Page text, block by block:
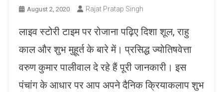
August 2, 2020 Rajat Pratap Singh
लाइव स्टोरी टाइम पर रोजाना पढ़िए दिशा शूल, राहु
काल और शुभ मुहूर्त के बारे में। प्रसिद्ध ज्योतिषवेत्ता
वरुण कुमार पालीवाल दे रहे हैं पूरी जानकारी। इस
पंचांग के आधार पर आप अपने दैनिक क्रियाकलाप शुभ